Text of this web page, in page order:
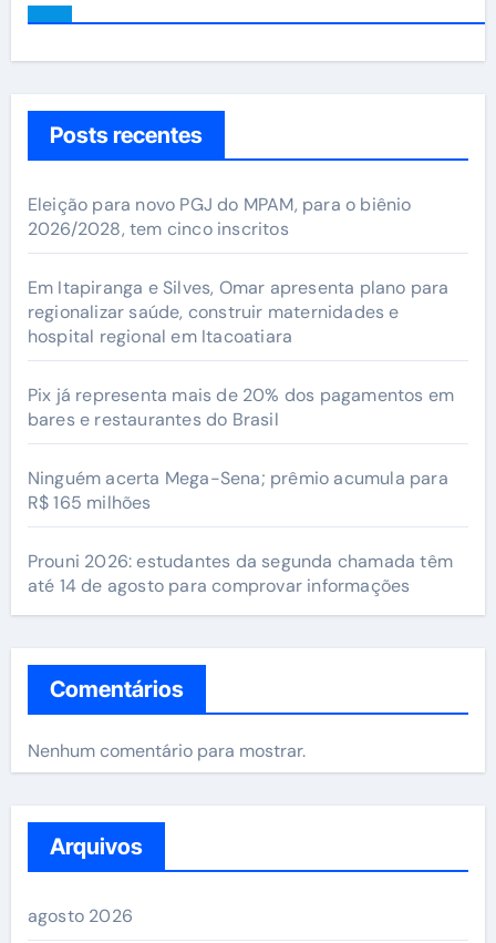
Posts recentes
Eleição para novo PGJ do MPAM, para o biênio
2026/2028, tem cinco inscritos
Em Itapiranga e Silves, Omar apresenta plano para
regionalizar saúde, construir maternidades e
hospital regional em Itacoatiara
Pix já representa mais de 20% dos pagamentos em
bares e restaurantes do Brasil
Ninguém acerta Mega-Sena; prêmio acumula para
R$ 165 milhões
Prouni 2026: estudantes da segunda chamada têm
até 14 de agosto para comprovar informações
Comentários
Nenhum comentário para mostrar.
Arquivos
agosto 2026